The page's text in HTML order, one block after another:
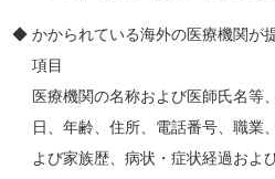
◆ かかられている海外の医療機関が
項目
医療機関の名称および医師氏名等
日、年齢、住所、電話番号、職業
よび家族歴、病状・症状経過およ